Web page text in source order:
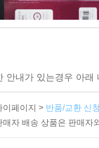
를 마주하는 기록
수많은 동지들의
죽음이었다. ‘진
내가 있는경우 아
이페이지 > 반품/교환 신
매자 배송 상품은 판매자